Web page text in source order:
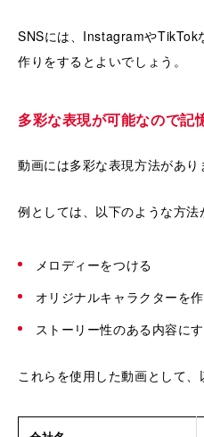
SNSには、InstagramやTikTok
作りをするとよいでしょう。
多彩な表現が可能なので記
動画には多彩な表現方法があり
例としては、以下のような方法
メロディーをつける
オリジナルキャラクターを
ストーリー性のある内容に
これらを使用した動画として、